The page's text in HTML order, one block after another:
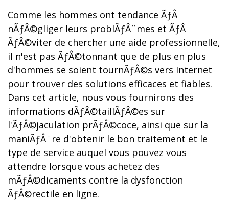
Comme les hommes ont tendance ÃƒÂ
nÃƒÂ©gliger leurs problÃƒÂ¨mes et ÃƒÂ
ÃƒÂ©viter de chercher une aide professionnelle,
il n'est pas ÃƒÂ©tonnant que de plus en plus
d'hommes se soient tournÃƒÂ©s vers Internet
pour trouver des solutions efficaces et fiables.
Dans cet article, nous vous fournirons des
informations dÃƒÂ©taillÃƒÂ©es sur
l'ÃƒÂ©jaculation prÃƒÂ©coce, ainsi que sur la
maniÃƒÂ¨re d'obtenir le bon traitement et le
type de service auquel vous pouvez vous
attendre lorsque vous achetez des
mÃƒÂ©dicaments contre la dysfonction
ÃƒÂ©rectile en ligne.